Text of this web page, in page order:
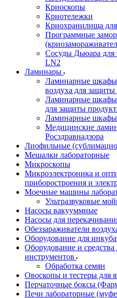
Криоскопы
Криотележки
Криохранилища
Программные
Сосуды Дьюара для
LN2
Ламинары
Ламинарные шкафы
воздуха для защиты
Ламинарные шкафы
для защиты
Ламинарные шкафы
Медицинские
Росздравнадзора
Лиофильные
Мешалки лабораторные
Микроскопы
Микроэлектроника и
приборостроения и
Моечные машины
Ультразвуковые
Насосы вакууммные
Насосы для
Обеззараживатели
Оборудование для
Оборудование и
инструментов
Обработка семян
Овоскопы и тестеры для
Перчаточные боксы
Печи лабораторные